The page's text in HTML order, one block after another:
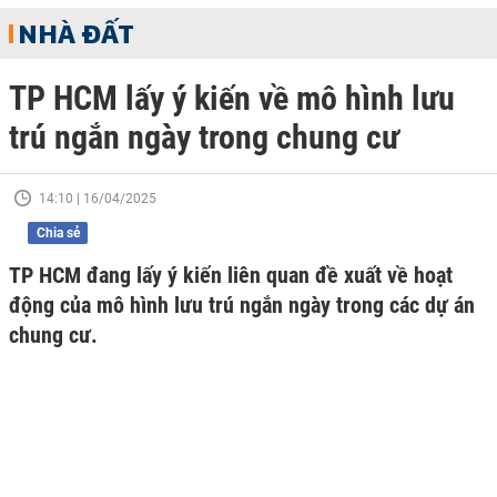
NHÀ ĐẤT
TP HCM lấy ý kiến về mô hình lưu
trú ngắn ngày trong chung cư
14:10 | 16/04/2025
Chia sẻ
TP HCM đang lấy ý kiến liên quan đề xuất về hoạt
động của mô hình lưu trú ngắn ngày trong các dự án
chung cư.